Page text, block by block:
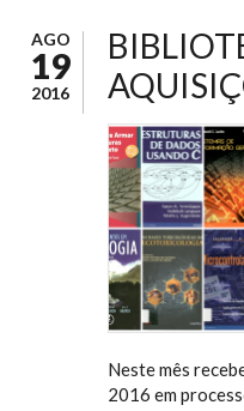
AGO
19
2016
Neste mês
2016 em